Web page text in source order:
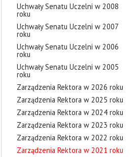
Uchwały Senatu Uczelni w 2008
roku
Uchwały Senatu Uczelni w 2007
roku
Uchwały Senatu Uczelni w 2006
roku
Uchwały Senatu Uczelni w 2005
roku
Zarządzenia Rektora w 2026 roku
Zarządzenia Rektora w 2025 roku
Zarządzenia Rektora w 2024 roku
Zarządzenia Rektora w 2023 roku
Zarządzenia Rektora w 2022 roku
Zarządzenia Rektora w 2021 roku